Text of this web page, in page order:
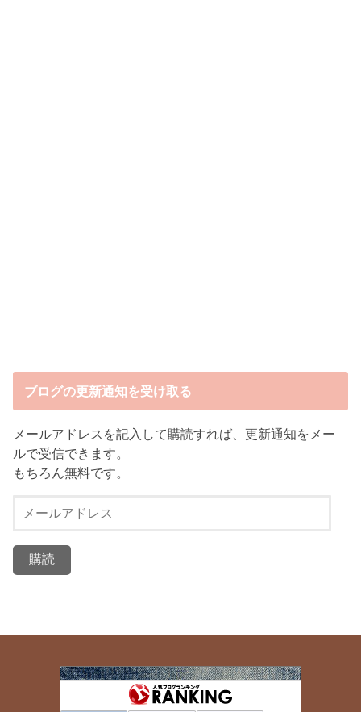
ブログの更新通知を受け取る
メールアドレスを記入して購読すれば、更新通知をメー
ルで受信できます。
もちろん無料です。
ル
トコナキス｜健康＆楽しみ研究所
ひとー人（ひとハイフン人）